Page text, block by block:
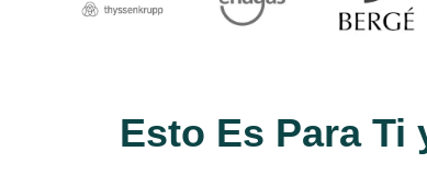
Esto Es Para